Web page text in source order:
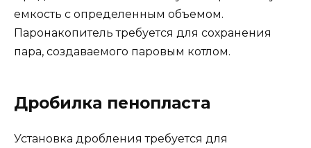
емкость с определенным объемом.
Паронакопитель требуется для сохранения
пара, создаваемого паровым котлом.
Дробилка пенопласта
Установка дробления требуется для